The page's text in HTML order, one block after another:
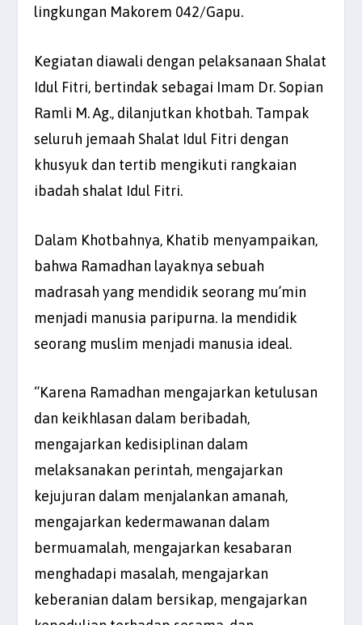
lingkungan Makorem 042/Gapu.
Kegiatan diawali dengan pelaksanaan Shalat
Idul Fitri, bertindak sebagai Imam Dr. Sopian
Ramli M. Ag., dilanjutkan khotbah. Tampak
seluruh jemaah Shalat Idul Fitri dengan
khusyuk dan tertib mengikuti rangkaian
ibadah shalat Idul Fitri.
Dalam Khotbahnya, Khatib menyampaikan,
bahwa Ramadhan layaknya sebuah
madrasah yang mendidik seorang mu’min
menjadi manusia paripurna. Ia mendidik
seorang muslim menjadi manusia ideal.
“Karena Ramadhan mengajarkan ketulusan
dan keikhlasan dalam beribadah,
mengajarkan kedisiplinan dalam
melaksanakan perintah, mengajarkan
kejujuran dalam menjalankan amanah,
mengajarkan kedermawanan dalam
bermuamalah, mengajarkan kesabaran
menghadapi masalah, mengajarkan
keberanian dalam bersikap, mengajarkan